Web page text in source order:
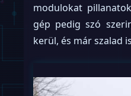
modulokat
gép pedig szó
kerül, és már szalad